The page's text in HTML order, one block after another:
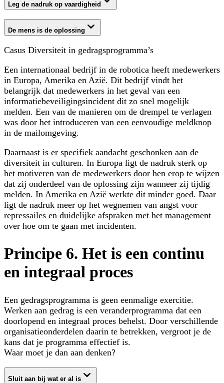
Leg de nadruk op vaardigheid
De mens is de oplossing
Casus Diversiteit in gedragsprogramma’s
Een internationaal bedrijf in de robotica heeft medewerkers
in Europa, Amerika en Azië. Dit bedrijf vindt het
belangrijk dat medewerkers in het geval van een
informatiebeveiligingsincident dit zo snel mogelijk
melden. Een van de manieren om de drempel te verlagen
was door het introduceren van een eenvoudige meldknop
in de mailomgeving.
Daarnaast is er specifiek aandacht geschonken aan de
diversiteit in culturen. In Europa ligt de nadruk sterk op
het motiveren van de medewerkers door hen erop te wijzen
dat zij onderdeel van de oplossing zijn wanneer zij tijdig
melden. In Amerika en Azië werkte dit minder goed. Daar
ligt de nadruk meer op het wegnemen van angst voor
repressailes en duidelijke afspraken met het management
over hoe om te gaan met incidenten.
Principe 6. Het is een continu
en integraal proces
Een gedragsprogramma is geen eenmalige exercitie.
Werken aan gedrag is een veranderprogramma dat een
doorlopend en integraal proces behelst. Door verschillende
organisatieonderdelen daarin te betrekken, vergroot je de
kans dat je programma effectief is.
Waar moet je dan aan denken?
Sluit aan bij wat er al is